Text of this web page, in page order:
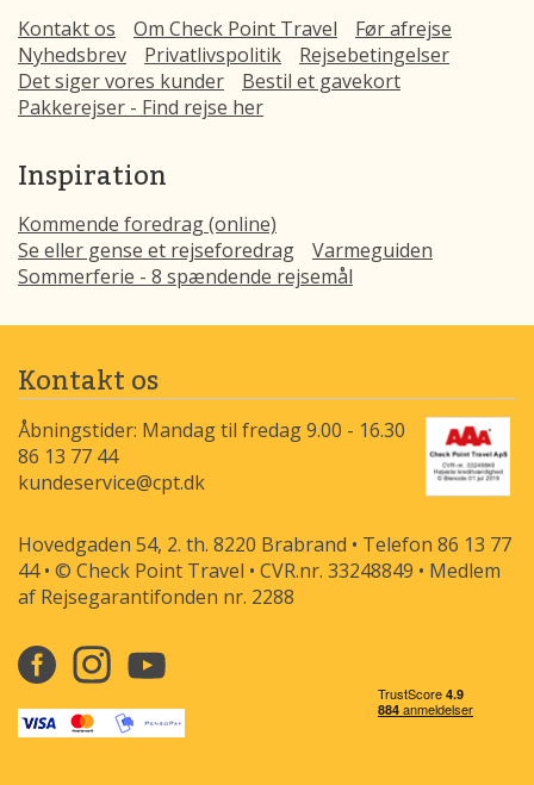
Kontakt os Om Check Point Travel
Før afrejse
Nyhedsbrev
Privatlivspolitik
Rejsebetingelser
Det siger vores kunder
Bestil et gavekort
Pakkerejser - Find rejse her
Inspiration
Kommende foredrag (online)
Se eller gense et rejseforedrag
Varmeguiden
Sommerferie - 8 spændende rejsemål
Kontakt os
Åbningstider: Mandag til fredag 9.00 - 16.30
86 13 77 44
kundeservice@cpt.dk
Hovedgaden 54, 2. th. 8220 Brabrand • Telefon 86 13 77
44 • © Check Point Travel • CVR.nr. 33248849 • Medlem
af Rejsegarantifonden nr. 2288